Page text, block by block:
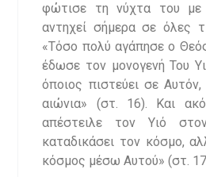
φώτισε τη νύχτα του με
αντηχεί σήμερα σε όλες
«Τόσο πολύ αγάπησε ο
έδωσε τον μονογενή Του
όποιος πιστεύει σε
αιώνια» (στ. 16). Και
απέστειλε τον Υιό
καταδικάσει τον κόσμο,
κόσμος μέσω Αυτού» (στ.